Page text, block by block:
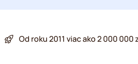
Od roku 2011 viac ako 2 000 000